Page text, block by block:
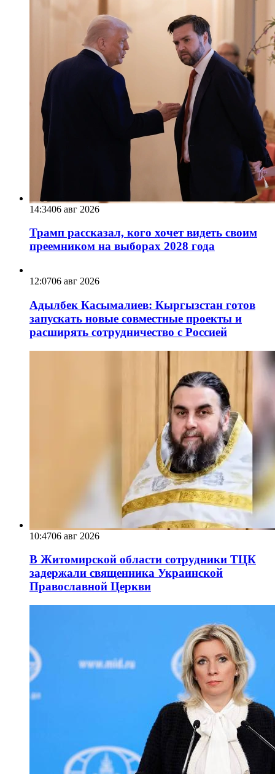
14:3406 авг 2026
Трамп рассказал, кого хочет видеть своим
преемником на выборах 2028 года
12:0706 авг 2026
Адылбек Касымалиев: Кыргызстан готов
запускать новые совместные проекты и
расширять сотрудничество с Россией
10:4706 авг 2026
В Житомирской области сотрудники ТЦК
задержали священника Украинской
Православной Церкви